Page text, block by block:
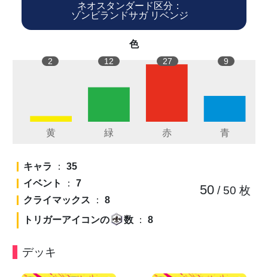
ネオスタンダード区分：
ゾンビランドサガ リベンジ
色
2 12 27 9
キャラ ： 35
イベント
： 7
クライマックス ： 8
トリガーアイコンの
数 ： 8
50/ 50 枚
デッキ